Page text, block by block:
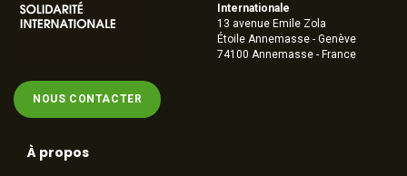
NOUS CONTACTER
Internationale
13 avenue Emile Zola
Étoile Annemasse - Genève
74100 Annemasse - France
À propos